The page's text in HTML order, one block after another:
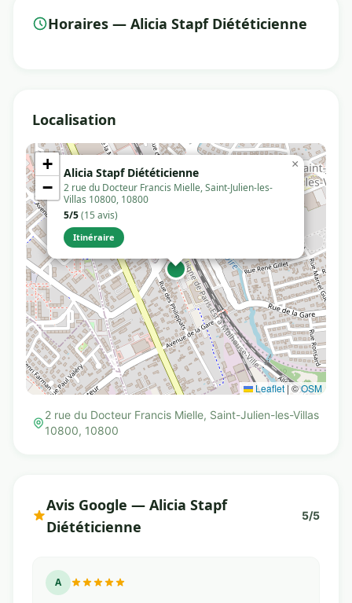
Horaires — Alicia Stapf Diététicienne
Localisation
Alicia Stapf Diététicienne
2 rue du Docteur Francis Mielle, Saint-Julien-les-
Villas 10800, 10800
5/5(15 avis)
Itinéraire
×
+
−
Leaflet|©OSM
2 rue du Docteur Francis Mielle, Saint-Julien-les-Villas
10800, 10800
Avis Google — Alicia Stapf
Diététicienne
5/5
A